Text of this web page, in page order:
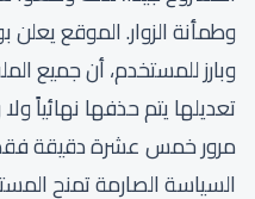
وطمأنة الزوار. الموقع
وبارز للمستخدم، أن جميع
تعديلها يتم حذفها نهائياً
مرور خمس عشرة دقيقة
السياسة الصارمة تمنح